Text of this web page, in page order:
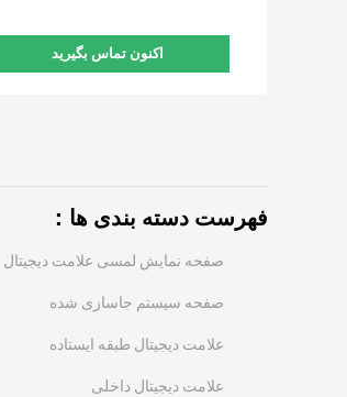
اکنون تماس بگیرید
فهرست دسته بندی ها：
صفحه نمایش لمسی علامت دیجیتال
صفحه سیستم جاسازی شده
علامت دیجیتال طبقه ایستاده
علامت دیجیتال داخلی